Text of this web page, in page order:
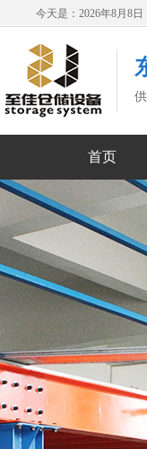
今天是：2026年8月8
首页